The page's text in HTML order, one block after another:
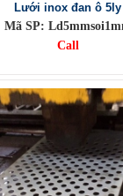
Lưới inox đan ô 5ly
Mã SP:
Call